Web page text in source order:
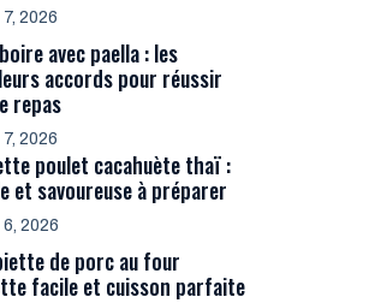
2026
avec paella : les
accords pour réussir
repas
2026
poulet cacahuète thaï :
et savoureuse à préparer
2026
de porc au four
facile et cuisson parfaite